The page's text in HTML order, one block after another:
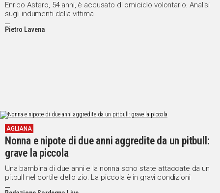
Enrico Astero, 54 anni, è accusato di omicidio volontario. Analisi
sugli indumenti della vittima
Pietro Lavena
AGLIANA
Nonna e nipote di due anni aggredite da un pitbull:
grave la piccola
Una bambina di due anni e la nonna sono state attaccate da un
pitbull nel cortile dello zio. La piccola è in gravi condizioni